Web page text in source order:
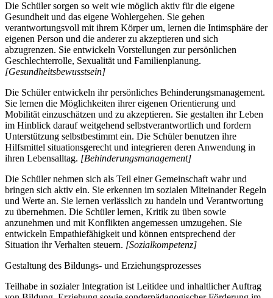
Die Schüler sorgen so weit wie möglich aktiv für die eigene
Gesundheit und das eigene Wohlergehen. Sie gehen
verantwortungsvoll mit ihrem Körper um, lernen die Intimsphäre der
eigenen Person und die anderer zu akzeptieren und sich
abzugrenzen. Sie entwickeln Vorstellungen zur persönlichen
Geschlechterrolle, Sexualität und Familienplanung.
[Gesundheitsbewusstsein]
Die Schüler entwickeln ihr persönliches Behinderungsmanagement.
Sie lernen die Möglichkeiten ihrer eigenen Orientierung und
Mobilität einzuschätzen und zu akzeptieren. Sie gestalten ihr Leben
im Hinblick darauf weitgehend selbstverantwortlich und fordern
Unterstützung selbstbestimmt ein. Die Schüler benutzen ihre
Hilfsmittel situationsgerecht und integrieren deren Anwendung in
ihren Lebensalltag. [Behinderungsmanagement]
Die Schüler nehmen sich als Teil einer Gemeinschaft wahr und
bringen sich aktiv ein. Sie erkennen im sozialen Miteinander Regeln
und Werte an. Sie lernen verlässlich zu handeln und Verantwortung
zu übernehmen. Die Schüler lernen, Kritik zu üben sowie
anzunehmen und mit Konflikten angemessen umzugehen. Sie
entwickeln Empathiefähigkeit und können entsprechend der
Situation ihr Verhalten steuern. [Sozialkompetenz]
Gestaltung des Bildungs- und Erziehungsprozesses
Teilhabe in sozialer Integration ist Leitidee und inhaltlicher Auftrag